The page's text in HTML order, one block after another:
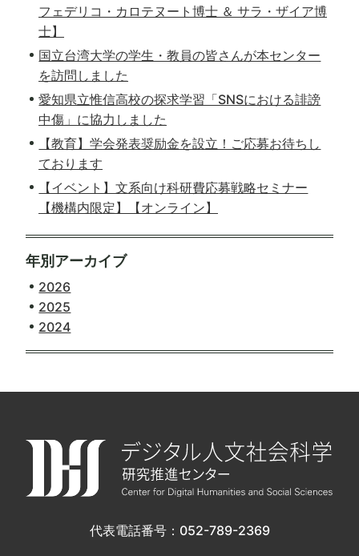
フェデリコ・カロテヌート博士 ＆ サラ・ザイア博
士】
国立台湾大学の学生・教員の皆さんが本センター
を訪問しました
愛知県立惟信高校の探求学習「SNSにおける誹謗
中傷」に協力しました
【教育】学会発表奨励金を設立！ご応募お待ちし
ております
【イベント】文系向け科研費応募戦略セミナー
【機構内限定】【オンライン】
年別アーカイブ
2026
2025
2024
代表電話番号：052-789-2369